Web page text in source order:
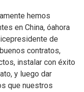
hemos
en China, óahora
de
contratos,
instalar con éxito
y luego dar
que nuestros